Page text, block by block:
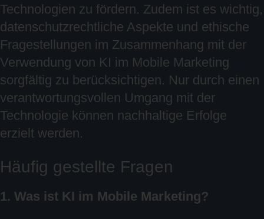
Technologien zu fördern. Zudem ist es wichtig,
datenschutzrechtliche Aspekte und ethische
Fragestellungen im Zusammenhang mit der
Verwendung von KI im Mobile Marketing
sorgfältig zu berücksichtigen. Nur durch einen
verantwortungsvollen Umgang mit der
Technologie können nachhaltige Erfolge
erzielt werden.
Häufig gestellte Fragen
1. Was ist KI im Mobile Marketing?